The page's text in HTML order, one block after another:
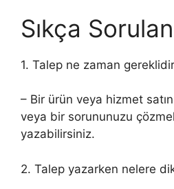
Sıkça
1. Talep ne zaman
– Bir ürün veya hizmet
veya bir sorununuzu
yazabilirsiniz.
2. Talep yazarken nelere